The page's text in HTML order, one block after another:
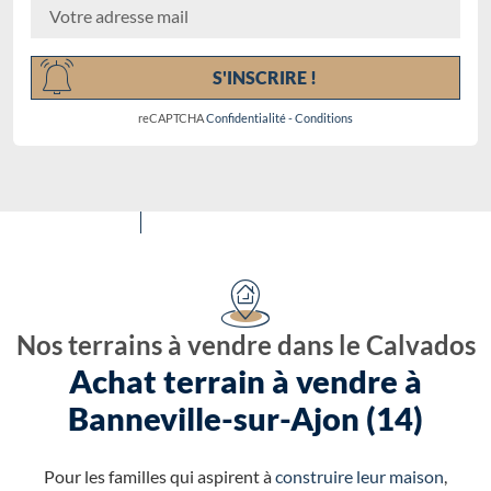
S'INSCRIRE !
reCAPTCHAConfidentialité-Conditions
Nos terrains à vendre dans le Calvados
Achat terrain à vendre à
Banneville-sur-Ajon (14)
Pour les familles qui aspirent àconstruire leur maison,